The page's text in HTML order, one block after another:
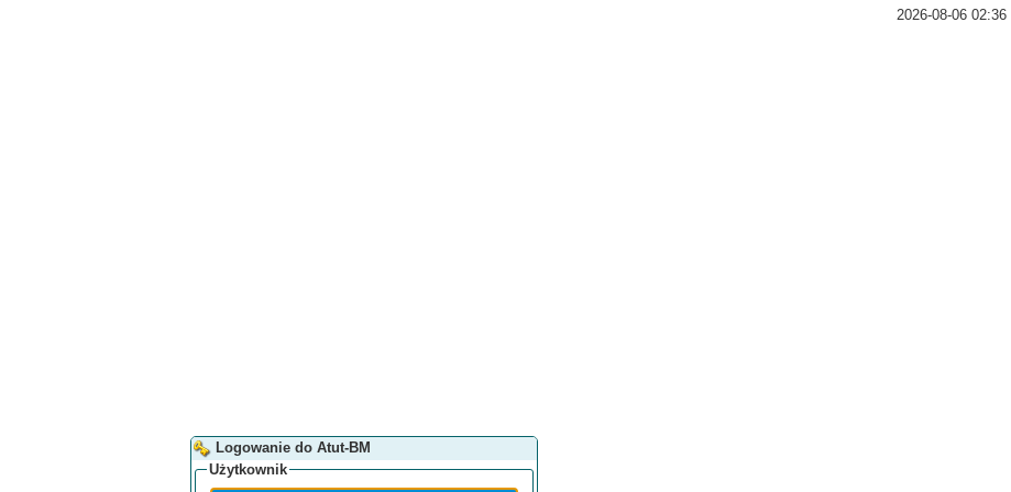
2026-08-06 02:36
Logowanie do Atut-BM
Użytkownik